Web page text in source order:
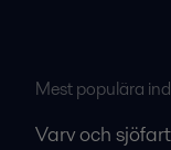
Mest populära
Varv och sjöfart